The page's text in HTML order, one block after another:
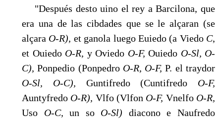
"Después desto uino el rey a Barcilona, que
era una de las cibdades que se le alçaran (se
alçara O-R), et ganola luego Euiedo (a Viedo C,
et Ouiedo O-R, y Oviedo O-F, Ouiedo O-Sl, O-
C),Ponpedio (Ponpedro O-R, O-F,P. el traydor
O-Sl, O-C), Guntifredo (Cuntifredo O-F,
Auntyfredo O-R), Vlfo (Vlfon O-F, Vnelfo O-R,
Uso O-C,un so O-Sl) diacono e Naufredo